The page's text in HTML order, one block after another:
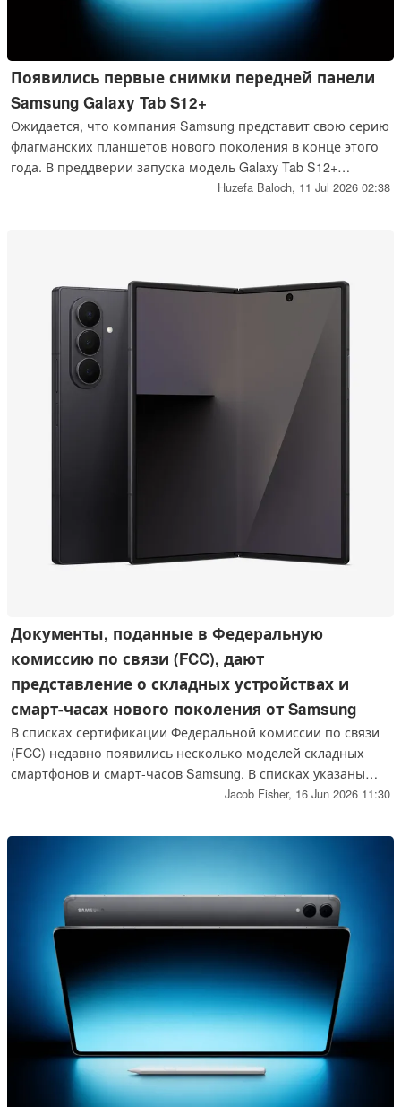
Появились первые снимки передней панели
Samsung Galaxy Tab S12+
Ожидается, что компания Samsung представит свою серию
флагманских планшетов нового поколения в конце этого
года. В преддверии запуска модель Galaxy Tab S12+
прошла новую сертификацию, что позволило впервые
Huzefa Baloch, 11 Jul 2026 02:38
Документы, поданные в Федеральную
комиссию по связи (FCC), дают
представление о складных устройствах и
смарт-часах нового поколения от Samsung
В списках сертификации Федеральной комиссии по связи
(FCC) недавно появились несколько моделей складных
смартфонов и смарт-часов Samsung. В списках указаны
ожидаемые модели « Galaxy » Z Flip 8, « Galaxy » Z Fold 8
модель « Galaxy » Z Fold 8 Wide, о которой ходят слухи,
Jacob Fisher, 16 Jun 2026 11:30